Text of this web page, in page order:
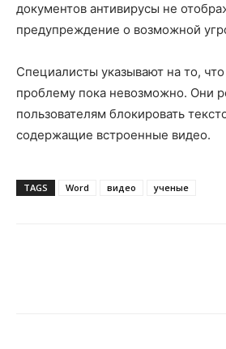
документов антивирусы не
предупреждение о возможной
Специалисты указывают на то,
проблему пока невозможно. Они
пользователям блокировать
содержащие встроенные видео.
TAGS Word видео ученые